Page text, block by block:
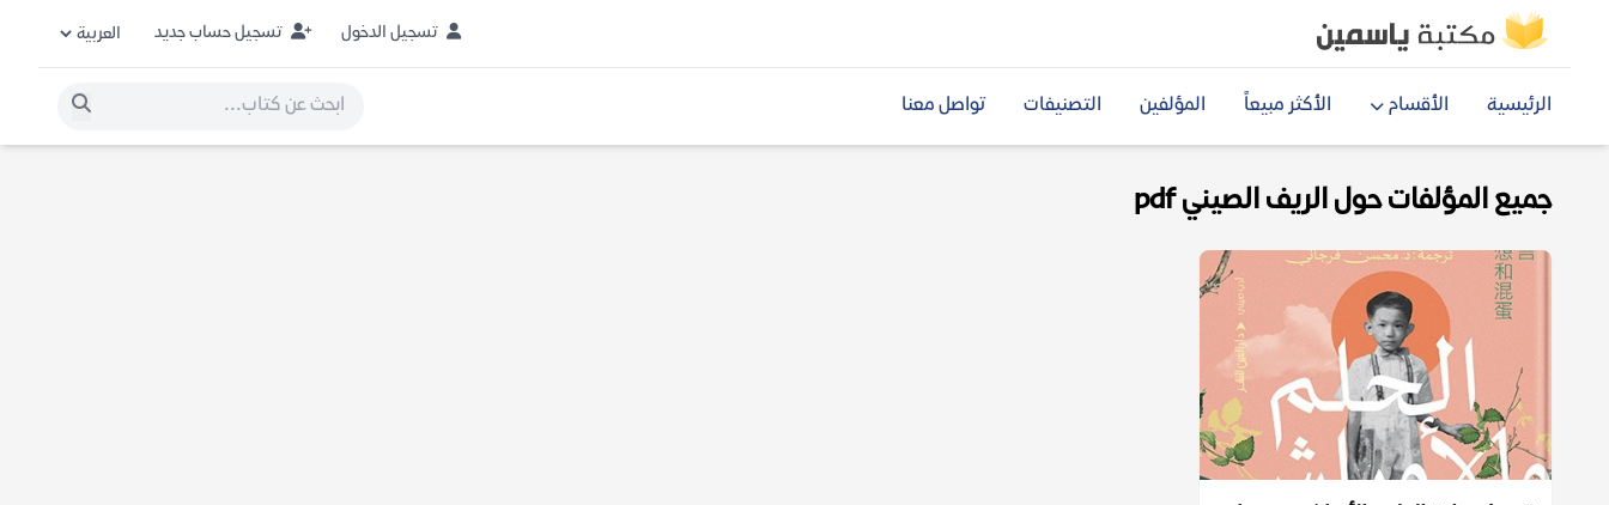
تسجيل الدخول تسجيل حساب جديد
الرئيسية الأقسام الأكثر مبيعاً المؤلفين التصنيفات تواصل معنا
جميع المؤلفات حول الريف الصيني pdf